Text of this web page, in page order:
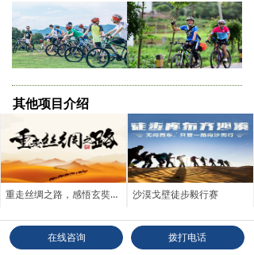
重走丝绸之路，感悟玄奘之旅 沙漠戈壁徒步毅行赛
查看更多
其他项目介绍
在线咨询 拨打电话